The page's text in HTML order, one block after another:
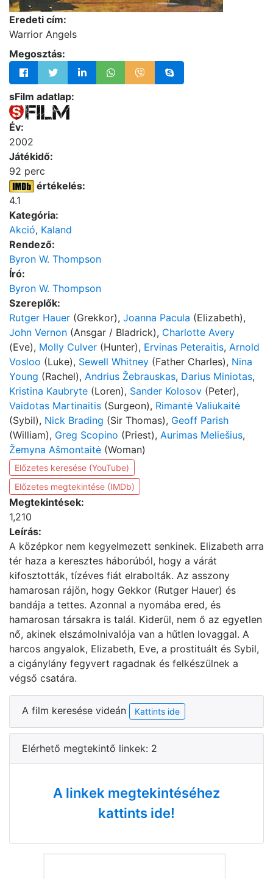
Eredeti cím:
Warrior Angels
Megosztás:
sFilm adatlap:
Év:
2002
Játékidő:
92 perc
értékelés:
4.1
Kategória:
Akció, Kaland
Rendező:
Byron W. Thompson
Író:
Byron W. Thompson
Szereplők:
Rutger Hauer (Grekkor), Joanna Pacula (Elizabeth),
John Vernon (Ansgar / Bladrick), Charlotte Avery
(Eve), Molly Culver (Hunter), Ervinas Peteraitis, Arnold
Vosloo (Luke), Sewell Whitney (Father Charles), Nina
Young (Rachel), Andrius Žebrauskas, Darius Miniotas,
Kristina Kaubryte (Loren), Sander Kolosov (Peter),
Vaidotas Martinaitis (Surgeon), Rimantė Valiukaitė
(Sybil), Nick Brading (Sir Thomas), Geoff Parish
(William), Greg Scopino (Priest), Aurimas Meliešius,
Žemyna Ašmontaitė (Woman)
Előzetes keresése (YouTube)
Előzetes megtekintése (IMDb)
Megtekintések:
1,210
Leírás:
A középkor nem kegyelmezett senkinek. Elizabeth arra
tér haza a keresztes háborúból, hogy a várát
kifosztották, tízéves fiát elrabolták. Az asszony
hamarosan rájön, hogy Gekkor (Rutger Hauer) és
bandája a tettes. Azonnal a nyomába ered, és
hamarosan társakra is talál. Kiderül, nem ő az egyetlen
nő, akinek elszámolnivalója van a hűtlen lovaggal. A
harcos angyalok, Elizabeth, Eve, a prostituált és Sybil,
a cigánylány fegyvert ragadnak és felkészülnek a
végső csatára.
A film keresése videán Kattints ide
Elérhető megtekintő linkek: 2
A linkek megtekintéséhez
kattints ide!